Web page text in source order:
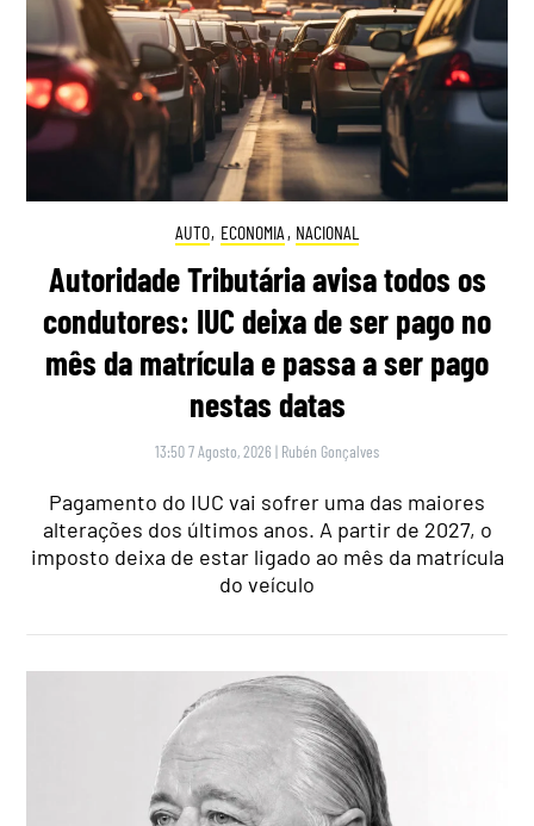
AUTO, ECONOMIA , NACIONAL
Autoridade Tributária avisa todos os
condutores: IUC deixa de ser pago no
mês da matrícula e passa a ser pago
nestas datas
13:50 7 Agosto, 2026 | Rubén Gonçalves
Pagamento do IUC vai sofrer uma das maiores
alterações dos últimos anos. A partir de 2027, o
imposto deixa de estar ligado ao mês da matrícula
do veículo